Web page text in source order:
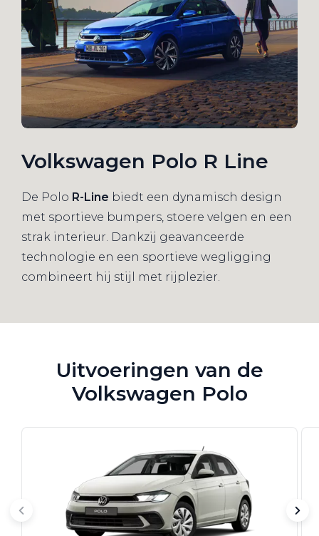
Volkswagen Polo R Line
De Polo R-Line biedt een dynamisch design
met sportieve bumpers, stoere velgen en een
strak interieur. Dankzij geavanceerde
technologie en een sportieve wegligging
combineert hij stijl met rijplezier.
Uitvoeringen van de
Volkswagen Polo